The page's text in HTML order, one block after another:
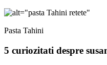
Pasta Tahini
5 curiozitati despre